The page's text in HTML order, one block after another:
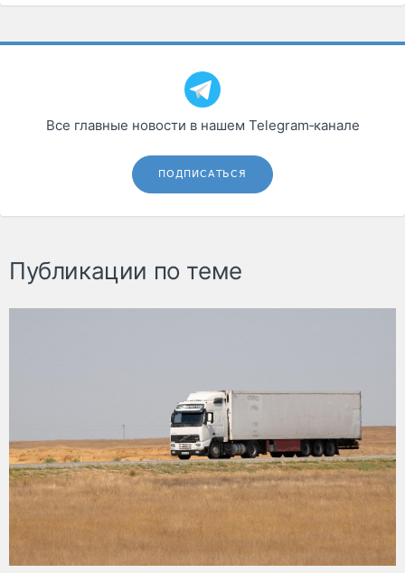
Все главные новости в нашем Telegram‑канале
ПОДПИСАТЬСЯ
Публикации по теме